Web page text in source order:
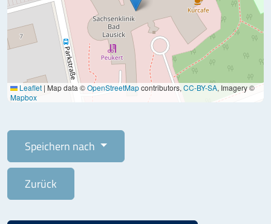
Leaflet | Map data ©OpenStreetMapcontributors,CC-BY-SA, Imagery ©
Mapbox
Speichern nach
Zurück